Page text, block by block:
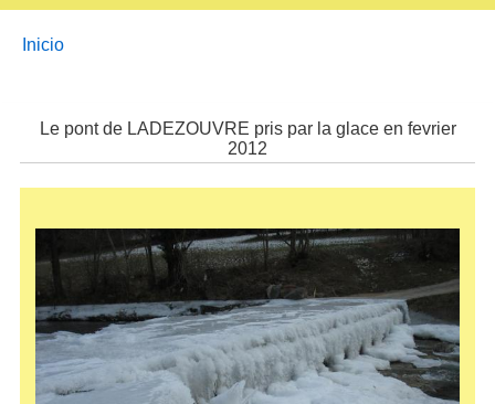
Enlaces de ayuda a la navegación
You are here:
Inicio
Le pont de LADEZOUVRE pris par la glace en fevrier
2012